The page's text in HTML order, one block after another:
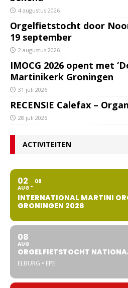
4 augustus 2026
Orgelfietstocht door
19 september
2 augustus 2026
IMOCG 2026 opent met
Martinikerk Groningen
31 juli 2026
RECENSIE Calefax –
28 juli 2026
ACTIVITEITEN
02
AUG
08
INTERNATIONAL MARTINI
GRONINGEN 2026
08
AUG
ORGELFIETSTOCHT
ELBURG • EPE